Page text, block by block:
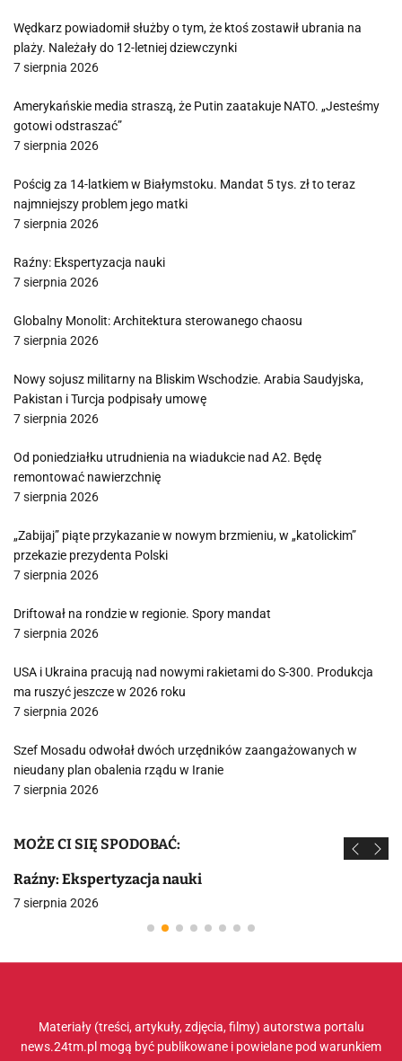
Wędkarz powiadomił służby o tym, że ktoś zostawił ubrania na
plaży. Należały do 12-letniej dziewczynki
7 sierpnia 2026
Amerykańskie media straszą, że Putin zaatakuje NATO. „Jesteśmy
gotowi odstraszać”
7 sierpnia 2026
Pościg za 14-latkiem w Białymstoku. Mandat 5 tys. zł to teraz
najmniejszy problem jego matki
7 sierpnia 2026
Raźny: Ekspertyzacja nauki
7 sierpnia 2026
Globalny Monolit: Architektura sterowanego chaosu
7 sierpnia 2026
Nowy sojusz militarny na Bliskim Wschodzie. Arabia Saudyjska,
Pakistan i Turcja podpisały umowę
7 sierpnia 2026
Od poniedziałku utrudnienia na wiadukcie nad A2. Będę
remontować nawierzchnię
7 sierpnia 2026
„Zabijaj” piąte przykazanie w nowym brzmieniu, w „katolickim”
przekazie prezydenta Polski
7 sierpnia 2026
Driftował na rondzie w regionie. Spory mandat
7 sierpnia 2026
USA i Ukraina pracują nad nowymi rakietami do S-300. Produkcja
ma ruszyć jeszcze w 2026 roku
7 sierpnia 2026
Szef Mosadu odwołał dwóch urzędników zaangażowanych w
nieudany plan obalenia rządu w Iranie
7 sierpnia 2026
MOŻE CI SIĘ SPODOBAĆ:
Raźny: Ekspertyzacja nauki
7 sierpnia 2026
Materiały (treści, artykuły, zdjęcia, filmy) autorstwa portalu
news.24tm.pl mogą być publikowane i powielane pod warunkiem